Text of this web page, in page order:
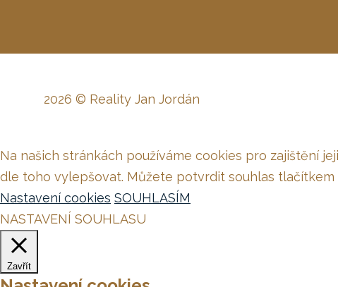
2026 © Reality Jan Jordán
Na našich stránkách používáme cookies pro zajištění
dle toho vylepšovat. Můžete potvrdit souhlas tlačítkem
Nastavení cookies SOUHLASÍM
NASTAVENÍ SOUHLASU
Zavřít